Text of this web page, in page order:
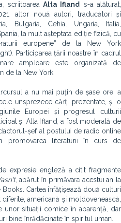
scriitoarea Alta Ifland
s-a alăturat,
altor nouă autori, traducători și
Bulgaria, Cehia, Ungaria, Italia,
la mult așteptata ediție fizică, cu
europene” de la New York
Participarea țării noastre în cadrul
amploare este organizată de
de la New York.
a nu mai puțin de șase ore, a
unsprezece cărți prezentate, și o
Europei și progresul culturii
și Alta Ifland, a fost moderată de
șef al postului de radio online
promovarea literaturii în curs de
expresie engleză a citit fragmente
, apărut în primăvara acestui an la
Cartea înfățișează două culturi
americană și moldovenească,
unor situații comice în aparență, dar
bine înrădăcinate în spiritul uman.